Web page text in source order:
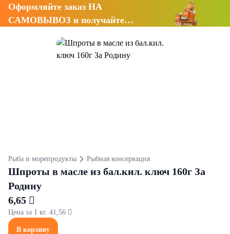
Оформляйте заказ НА
САМОВЫВОЗ и получайте
Рыба и морепродукты Рыбная консервация
Шпроты в масле из бал.кил. ключ 160г За
Родину
6,65 
Цена за 1 кг. 41,56 
В корзину